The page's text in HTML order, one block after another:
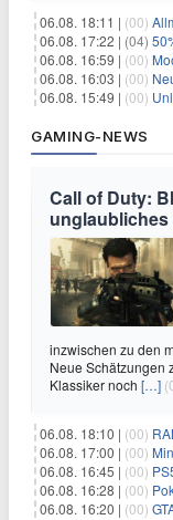
06.08. 18:11 | (00)
06.08. 17:22 | (04)
06.08. 16:59 | (00)
06.08. 16:03 | (00)
06.08. 15:49 | (00)
GAMING-NEWS
Call of Duty:
inzwischen zu den
Neue Schätzungen
Klassiker noch […]
06.08. 18:10 | (00)
06.08. 17:00 | (00)
06.08. 16:45 | (00) PS5
06.08. 16:28 | (00)
06.08. 16:20 | (00) GTA